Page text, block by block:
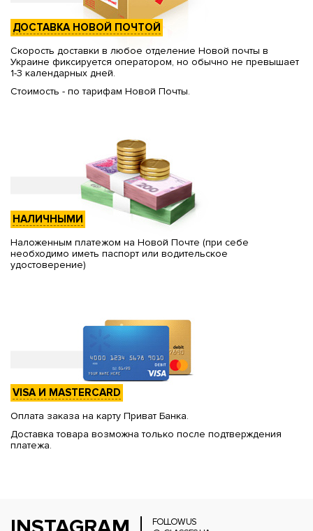
ДОСТАВКА НОВОЙ ПОЧТОЙ
Скорость доставки в любое отделение Новой почты в
Украине фиксируется оператором, но обычно не превышает
1-3 календарных дней.
Стоимость - по тарифам Новой Почты.
НАЛИЧНЫМИ
Наложенным платежом на Новой Почте (при себе
необходимо иметь паспорт или водительское
удостоверение)
VISA И MASTERCARD
Оплата заказа на карту Приват Банка.
Доставка товара возможна только после подтверждения
платежа.
FOLLOW US